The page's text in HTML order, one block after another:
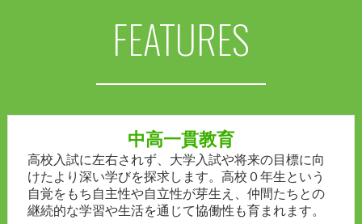
FEATURES
中高一貫教育
高校入試に左右されず、大学入試や将来の目標に向
けたより深い学びを探求します。高校０年生という
自覚をもち自主性や自立性が芽生え、仲間たちとの
継続的な学習や生活を通じて協働性も育まれます。